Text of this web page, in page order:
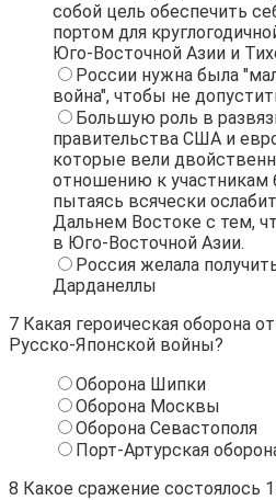
собой цель обеспечить
портом для
Юго-Восточной Азии и
России нужна была
война", чтобы не
Большую роль в
правительства США и
которые вели
отношению к участникам
пытаясь всячески
Дальнем Востоке с тем,
в Юго-Восточной Азии.
Россия желала
Дарданеллы
7 Какая героическая оборона
Русско-Японской войны?
Оборона Шипки
Оборона Москвы
Оборона Севастополя
Порт-Артурская
8 Какое сражение состоялось